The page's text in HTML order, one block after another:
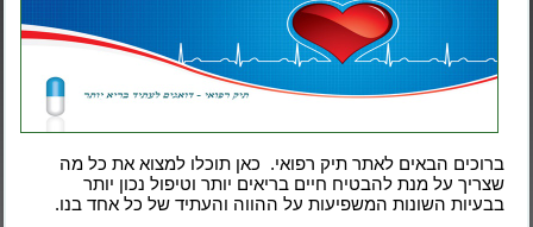
ברוכים הבאים לאתר תיק רפואי. כאן תוכלו למצוא את כל מה
שצריך על מנת להבטיח חיים בריאים יותר וטיפול נכון יותר
בבעיות השונות המשפיעות על ההווה והעתיד של כל אחד בנו.